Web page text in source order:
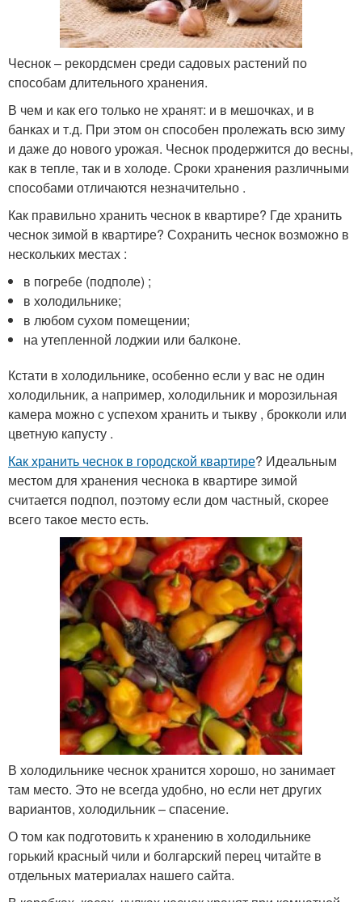
Чеснок – рекордсмен среди садовых растений по
способам длительного хранения.
В чем и как его только не хранят: и в мешочках, и в
банках и т.д. При этом он способен пролежать всю зиму
и даже до нового урожая. Чеснок продержится до весны,
как в тепле, так и в холоде. Сроки хранения различными
способами отличаются незначительно .
Как правильно хранить чеснок в квартире? Где хранить
чеснок зимой в квартире? Сохранить чеснок возможно в
нескольких местах :
в погребе (подполе) ;
в холодильнике;
в любом сухом помещении;
на утепленной лоджии или балконе.
Кстати в холодильнике, особенно если у вас не один
холодильник, а например, холодильник и морозильная
камера можно с успехом хранить и тыкву , брокколи или
цветную капусту .
Как хранить чеснок в городской квартире? Идеальным
местом для хранения чеснока в квартире зимой
считается подпол, поэтому если дом частный, скорее
всего такое место есть.
В холодильнике чеснок хранится хорошо, но занимает
там место. Это не всегда удобно, но если нет других
вариантов, холодильник – спасение.
О том как подготовить к хранению в холодильнике
горький красный чили и болгарский перец читайте в
отдельных материалах нашего сайта.